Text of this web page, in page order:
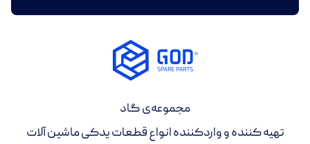
مجموعه‌ی گاد
تهیه کننده و واردکننده انواع قطعات یدکی ماشین آلات